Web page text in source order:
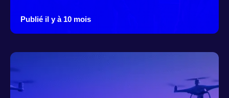
Publié il y à 10 mois